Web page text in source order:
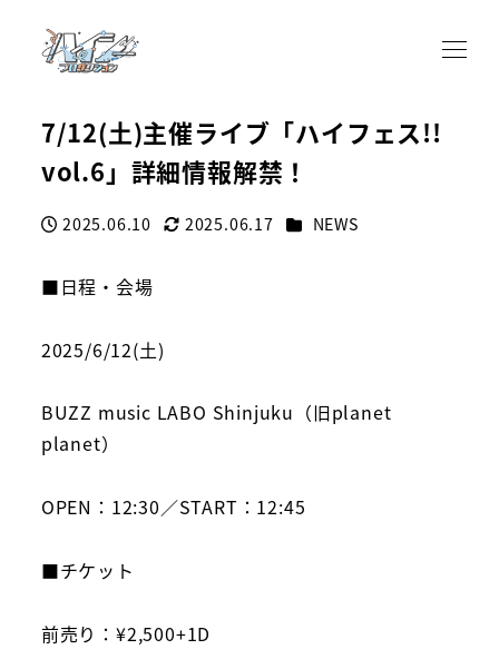
7/12(土)主催ライブ「ハイフェス!!
vol.6」詳細情報解禁！
投稿日
2025.06.10
更新日
2025.06.17 カテゴリー
NEWS
■日程・会場
2025/6/12(土)
BUZZ music LABO Shinjuku（旧planet
planet）
OPEN：12:30／START：12:45
■チケット
前売り：¥2,500+1D